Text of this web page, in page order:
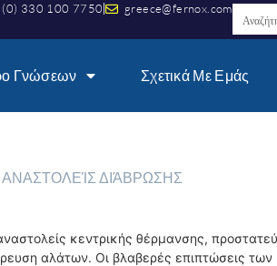
330 100 7750 greece@fernox.com
Γνώσεων Σχετικά Με Εμάς
ΑΝΑΣΤΟΛΕΊΣ ΔΙΆΒΡΩΣΗΣ
κεντρικής θέρμανσης,
αλάτων. Οι βλαβερές επιπτώσεις